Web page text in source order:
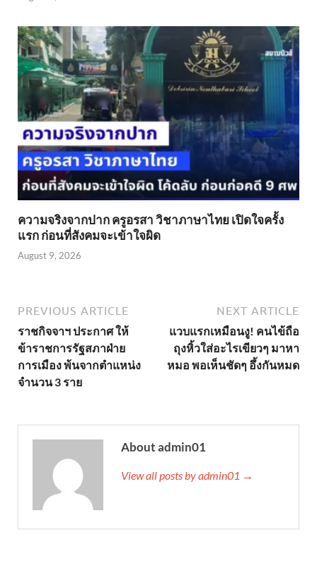
ความจริงจากปาก ครูอรสา วิชาภาษาไทย เปิดใจครั้ง
แรก ก่อนที่สังคมจะเข้าใจผิด
August 9, 2026
PREVIOUS ARTICLE
ราชกิจจาฯ ประกาศ ให้
ข้าราชการรัฐสภาฝ่าย
การเมือง พ้นจากตำแหน่ง
จำนวน 3 ราย
NEXT ARTICLE
แวบแรกเหมือนงู! คนไข้ถือ
ถุงหิ้วใส่อะไรเขียวๆ มาหา
หมอ พอเห็นชัดๆ อึ้งกันหมด
About admin01
View all posts by admin01 →